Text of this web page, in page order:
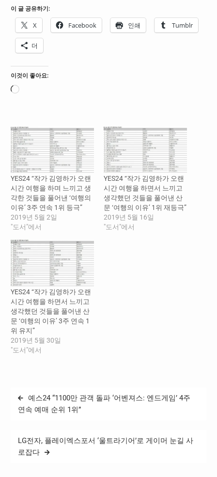
이 글 공유하기:
X Facebook 인쇄 Tumblr
더
이것이 좋아요:
로
YES24 “작가 김영하가 오랜
시간 여행을 하며 느끼고 생
각한 것들을 풀어낸 ‘여행의
이유’ 3주 연속 1위 등극”
2019년 5월 2일
"도서"에서
YES24 “작가 김영하가 오랜
시간 여행을 하면서 느끼고
생각했던 것들을 풀어낸 산
문 ‘여행의 이유’ 1위 재등극”
2019년 5월 16일
"도서"에서
YES24 “작가 김영하가 오랜
시간 여행을 하면서 느끼고
생각했던 것들을 풀어낸 산
문 ‘여행의 이유’ 3주 연속 1
위 유지”
2019년 5월 30일
"도서"에서
글
탐
예스24 “1100만 관객 돌파 ‘어벤져스: 엔드게임’ 4주
연속 예매 순위 1위”
LG전자, 플레이엑스포서 ‘울트라기어’로 게이머 눈길 사
로잡다